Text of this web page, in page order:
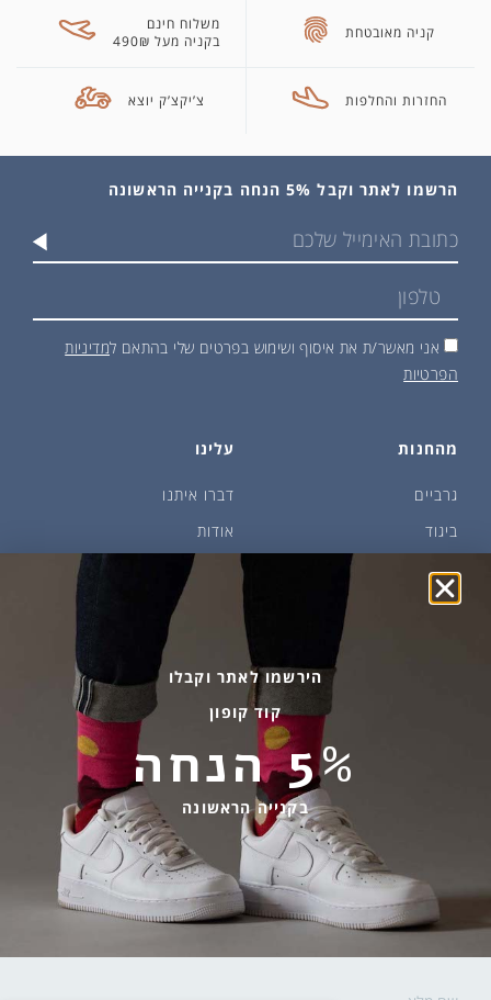
קניה מאובטחת
משלוח חינם
בקניה מעל 490₪
החזרות והחלפות צ’יקצ’ק יוצא
מהחנות
גרביים
ביגוד
פקעות ובצלים
עלינו
דברו איתנו
אודות
איפה קונים?
הבלוג של יודפת
החלפות והחזרות
אספקה ומשלוחים
הצהרת נגישות
מדיניות פרטיות
שירות לקוחות
בהודעות ווטסאפ בלבד
058-7477780
contact@yodfat.shop
ימים א׳-ה׳,9:00-13:00
הרשמו לאתר וקבל 5% הנחה בקנייה הראשונה
אני מאשר/ת את איסוף ושימוש בפרטים שלי בהתאם למדיניות
הפרטיות
הירשמו לאתר וקבלו
קוד קופון
5% הנחה
בקנייה הראשונה